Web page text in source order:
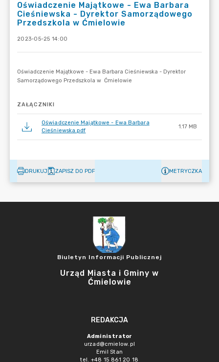
Oświadczenie Majątkowe - Ewa Barbara
Cieśniewska - Dyrektor Samorządowego
Przedszkola w Ćmielowie
2023-05-25 14:00
ZAŁĄCZNIKI
Oświadczenie Majątkowe - Ewa Barbara
Cieśniewska.pdf
1.17 MB
DRUKUJ ZAPISZ DO PDF METRYCZKA
Biuletyn Informacji Publicznej
Urząd Miasta i Gminy w
Ćmielowie
REDAKCJA
Administrator
urzad@cmielow.pl
Emil Stan
tel. +48 15 861 20 18